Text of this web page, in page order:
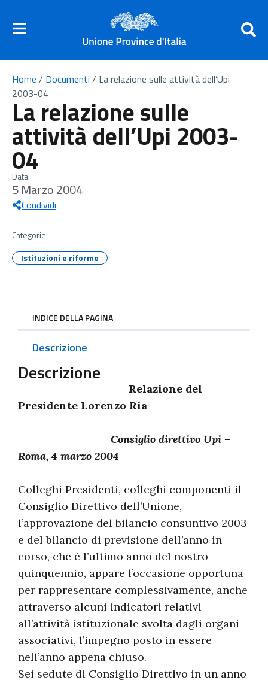
Home / Documenti / La relazione sulle attività dell’Upi
2003-04
La relazione sulle
attività dell’Upi 2003-
04
Data:
5 Marzo 2004
Condividi
Categorie:
Istituzioni e riforme
INDICE DELLA PAGINA
Descrizione
Descrizione
Relazione del
Presidente Lorenzo Ria
Consiglio direttivo Upi –
Roma, 4 marzo 2004
Colleghi Presidenti, colleghi componenti il
Consiglio Direttivo dell’Unione,
l’approvazione del bilancio consuntivo 2003
e del bilancio di previsione dell’anno in
corso, che è l’ultimo anno del nostro
quinquennio, appare l’occasione opportuna
per rappresentare complessivamente, anche
attraverso alcuni indicatori relativi
all’attività istituzionale svolta dagli organi
associativi, l’impegno posto in essere
nell’anno appena chiuso.
Sei sedute di Consiglio Direttivo in un anno